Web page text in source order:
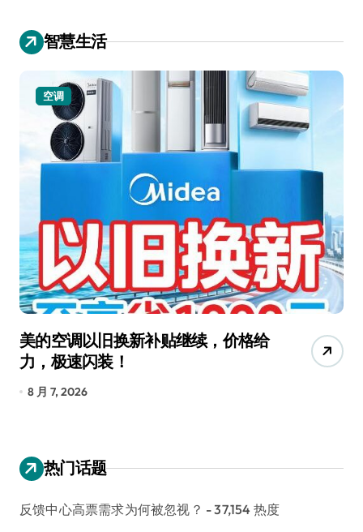
智慧生活
空调
美的空调以旧换新补贴继续，价格给
力，极速闪装！
8 月 7, 2026
热门话题
反馈中心高票需求为何被忽视？ - 37,154 热度